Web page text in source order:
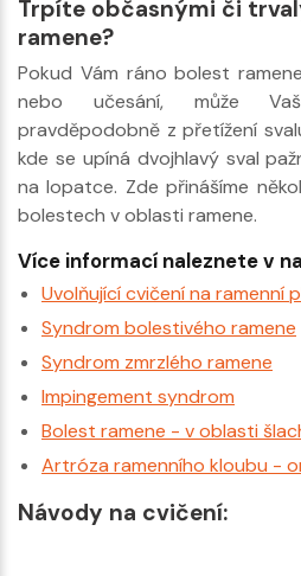
Trpíte občasnými či
ramene?
Pokud Vám ráno bolest
nebo učesání, může
pravděpodobně z přetížení
kde se upíná dvojhlavý sval
na lopatce. Zde přinášíme
bolestech v oblasti ramene.
Více informací naleznete v
Uvolňující cvičení na ramenní
Syndrom bolestivého ramene
Syndrom zmrzlého ramene
Impingement syndrom
Bolest ramene - v oblasti
Artróza ramenního kloubu -
Návody na cvičení: